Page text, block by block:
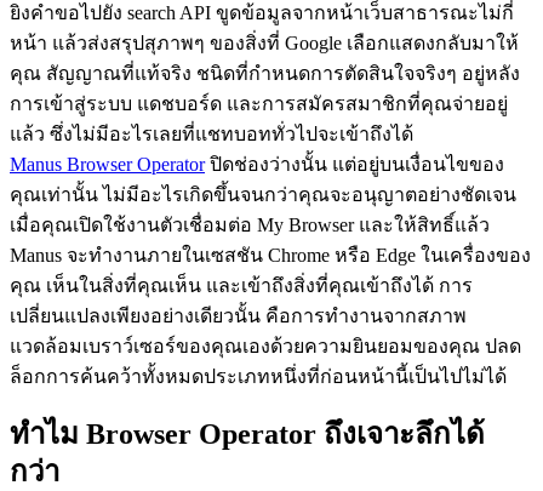
ยิงคำขอไปยัง search API ขูดข้อมูลจากหน้าเว็บสาธารณะไม่กี่
หน้า แล้วส่งสรุปสุภาพๆ ของสิ่งที่ Google เลือกแสดงกลับมาให้
คุณ สัญญาณที่แท้จริง ชนิดที่กำหนดการตัดสินใจจริงๆ อยู่หลัง
การเข้าสู่ระบบ แดชบอร์ด และการสมัครสมาชิกที่คุณจ่ายอยู่
แล้ว ซึ่งไม่มีอะไรเลยที่แชทบอททั่วไปจะเข้าถึงได้
Manus Browser Operator ปิดช่องว่างนั้น แต่อยู่บนเงื่อนไขของ
คุณเท่านั้น ไม่มีอะไรเกิดขึ้นจนกว่าคุณจะอนุญาตอย่างชัดเจน
เมื่อคุณเปิดใช้งานตัวเชื่อมต่อ My Browser และให้สิทธิ์แล้ว
Manus จะทำงานภายในเซสชัน Chrome หรือ Edge ในเครื่องของ
คุณ เห็นในสิ่งที่คุณเห็น และเข้าถึงสิ่งที่คุณเข้าถึงได้ การ
เปลี่ยนแปลงเพียงอย่างเดียวนั้น คือการทำงานจากสภาพ
แวดล้อมเบราว์เซอร์ของคุณเองด้วยความยินยอมของคุณ ปลด
ล็อกการค้นคว้าทั้งหมดประเภทหนึ่งที่ก่อนหน้านี้เป็นไปไม่ได้
ทำไม Browser Operator ถึงเจาะลึกได้
กว่า